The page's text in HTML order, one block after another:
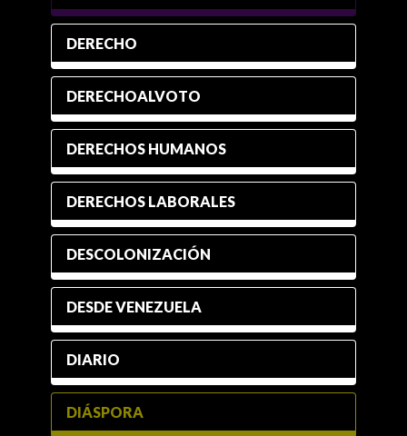
DERECHO
DERECHOALVOTO
DERECHOS HUMANOS
DERECHOS LABORALES
DESCOLONIZACIÓN
DESDE VENEZUELA
DIARIO
DIÁSPORA